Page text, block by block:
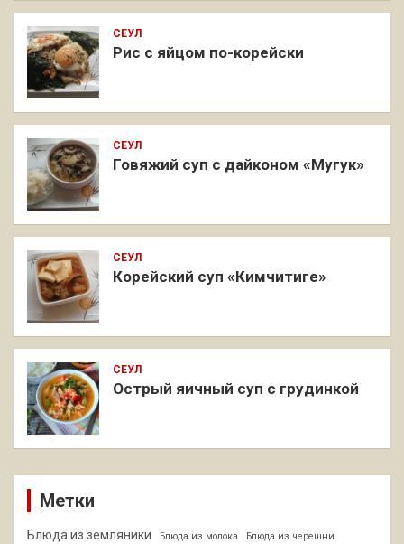
СЕУЛ
Рис с яйцом по-корейски
СЕУЛ
Говяжий суп с дайконом «Мугук»
СЕУЛ
Корейский суп «Кимчитиге»
СЕУЛ
Острый яичный суп с грудинкой
Метки
Блюда из земляники Блюда из молока Блюда из черешни